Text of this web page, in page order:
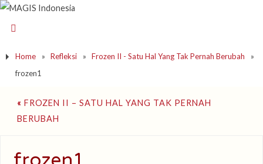
Home » Refleksi » Frozen II - Satu Hal Yang Tak Pernah Berubah
»
frozen1
« FROZEN II – SATU HAL YANG TAK PERNAH
BERUBAH